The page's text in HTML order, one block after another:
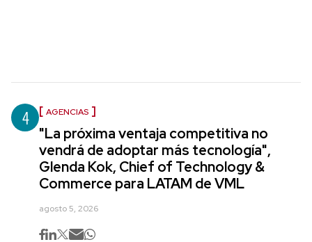
4 AGENCIAS
"La próxima ventaja competitiva no
vendrá de adoptar más tecnología",
Glenda Kok, Chief of Technology &
Commerce para LATAM de VML
agosto 5, 2026